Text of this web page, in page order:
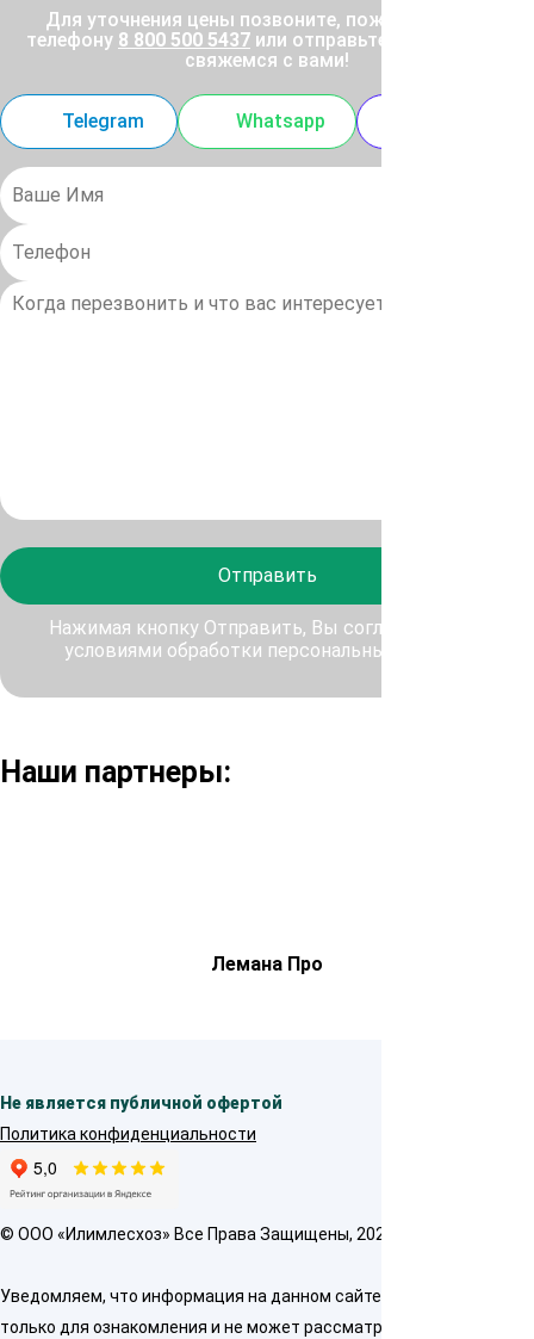
Для уточнения цены позвоните, пожалуйста, по
телефону 8 800 500 5437 или отправьте заявку, и мы
свяжемся с вами!
Telegram Whatsapp
Отправить
Нажимая кнопку Отправить, Вы соглашаетесь с
условиями обработки персональных данных
Наши партнеры:
Лемана Про
Не является публичной офертой
Политика конфиденциальности
© OOO «Илимлесхоз» Все Права Защищены, 2026
Уведомляем, что информация на данном сайте предназначена
только для ознакомления и не может рассматриваться как